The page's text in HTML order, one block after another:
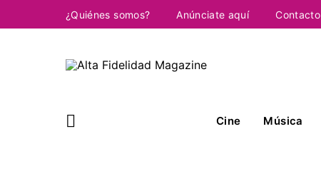
¿Quiénes somos? Anúnciate aquí Contacto
Cine Música